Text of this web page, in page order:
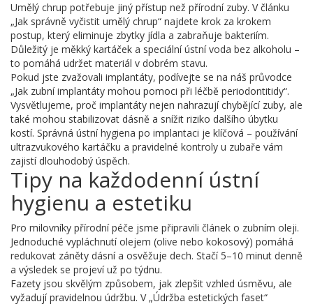
Umělý chrup potřebuje jiný přístup než přírodní zuby. V článku
„Jak správně vyčistit umělý chrup“ najdete krok za krokem
postup, který eliminuje zbytky jídla a zabraňuje bakteriím.
Důležitý je měkký kartáček a speciální ústní voda bez alkoholu –
to pomáhá udržet materiál v dobrém stavu.
Pokud jste zvažovali implantáty, podívejte se na náš průvodce
„Jak zubní implantáty mohou pomoci při léčbě periodontitidy“.
Vysvětlujeme, proč implantáty nejen nahrazují chybějící zuby, ale
také mohou stabilizovat dásně a snížit riziko dalšího úbytku
kostí. Správná ústní hygiena po implantaci je klíčová – používání
ultrazvukového kartáčku a pravidelné kontroly u zubaře vám
zajistí dlouhodobý úspěch.
Tipy na každodenní ústní
hygienu a estetiku
Pro milovníky přírodní péče jsme připravili článek o zubním oleji.
Jednoduché vypláchnutí olejem (olive nebo kokosový) pomáhá
redukovat záněty dásní a osvěžuje dech. Stačí 5–10 minut denně
a výsledek se projeví už po týdnu.
Fazety jsou skvělým způsobem, jak zlepšit vzhled úsměvu, ale
vyžadují pravidelnou údržbu. V „Údržba estetických faset“